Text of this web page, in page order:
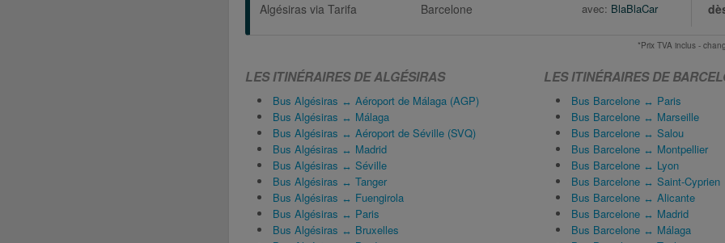
Algésiras via Tarifa Barcelone avec: BlaBlaCar
*Prix TVA inclus -
LES ITINÉRAIRES DE ALGÉSIRAS
Bus Algésiras ↔ Aéroport de Málaga (AGP)
Bus Algésiras ↔ Málaga
Bus Algésiras ↔ Aéroport de Séville (SVQ)
Bus Algésiras ↔ Madrid
Bus Algésiras ↔ Séville
Bus Algésiras ↔ Tanger
Bus Algésiras ↔ Fuengirola
Bus Algésiras ↔ Paris
Bus Algésiras ↔ Bruxelles
LES ITINÉRAIRES DE
Bus Barcelone ↔ Paris
Bus Barcelone ↔ Marseille
Bus Barcelone ↔ Salou
Bus Barcelone ↔ Montpellier
Bus Barcelone ↔ Lyon
Bus Barcelone ↔ Saint-Cyprien
Bus Barcelone ↔ Alicante
Bus Barcelone ↔ Madrid
Bus Barcelone ↔ Málaga